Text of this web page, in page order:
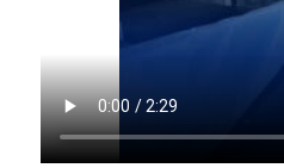
سرمایه‌گذاری جهانی در گردشگری
از مرز یک تریلیون دلار گذشت/
WTTC: آینده صنعت سفر با
شتاب سرمایه‌گذاری جهانی
تضمین می‌شود